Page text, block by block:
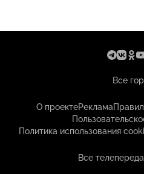
Все
О проектеРеклама
Политика использования
Все